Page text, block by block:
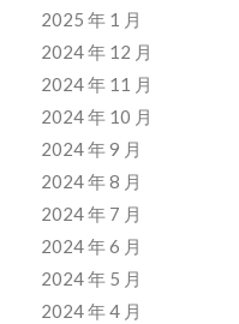
2025 年 1 月
2024 年 12 月
2024 年 11 月
2024 年 10 月
2024 年 9 月
2024 年 8 月
2024 年 7 月
2024 年 6 月
2024 年 5 月
2024 年 4 月